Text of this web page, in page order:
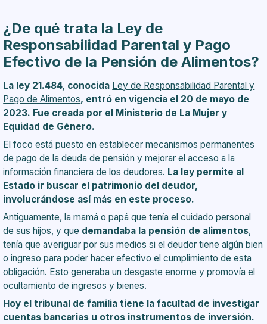
¿De qué trata la Ley de
Responsabilidad Parental y Pago
Efectivo de la Pensión de Alimentos?
La ley 21.484, conocida Ley de Responsabilidad Parental y
Pago de Alimentos, entró en vigencia el 20 de mayo de
2023. Fue creada por el Ministerio de La Mujer y
Equidad de Género.
El foco está puesto en establecer mecanismos permanentes
de pago de la deuda de pensión y mejorar el acceso a la
información financiera de los deudores. La ley permite al
Estado ir buscar el patrimonio del deudor,
involucrándose así más en este proceso.
Antiguamente, la mamá o papá que tenía el cuidado personal
de sus hijos, y que demandaba la pensión de alimentos,
tenía que averiguar por sus medios si el deudor tiene algún bien
o ingreso para poder hacer efectivo el cumplimiento de esta
obligación. Esto generaba un desgaste enorme y promovía el
ocultamiento de ingresos y bienes.
Hoy el tribunal de familia tiene la facultad de investigar
cuentas bancarias u otros instrumentos de inversión.